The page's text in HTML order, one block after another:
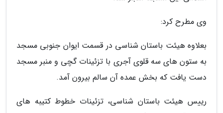
وی مطرح کرد:
بعلاوه هیئت باستان شناسی در قسمت ایوان جنوبی مسجد
به ستون های سه قلوی آجری با تزئینات گچی و منبر مسجد
دست یافت که بخش عمده آن سالم بیرون آمد.
رییس هیئت باستان شناسی، تزئینات خطوط کتیبه های